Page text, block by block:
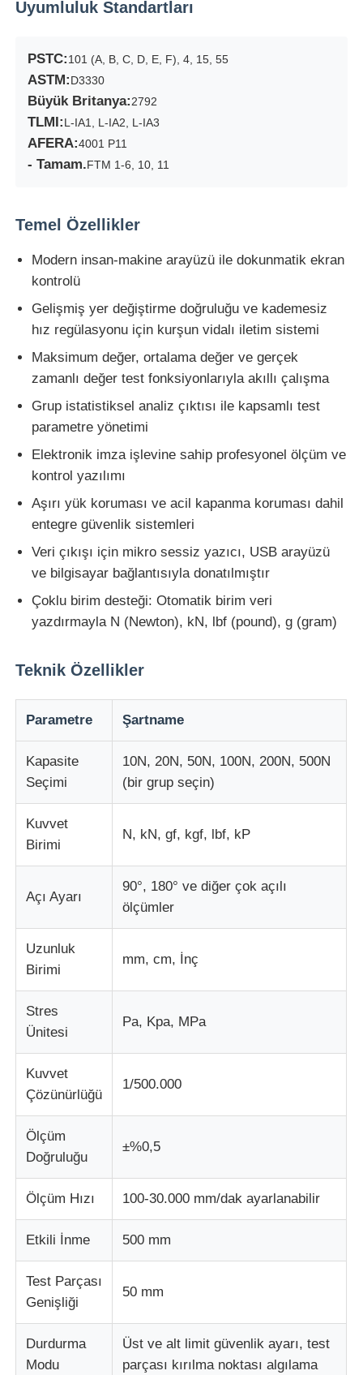
Kalite kontrol
Bize ulaşın
Laboratuvar Test Cihazları
Çevresel Test Odası
Evrensel test makinesi
Darbe Test Cihazı
aşınma test makinesi
kauçuk test cihazları
Ayakkabı Test Cihazları
İnşaat malzemeleri test ekipmanları
Ambalaj testi ekipmanları
Yapıştırıcı deneme ekipmanları
kumaş test makinesi
Sıcaklık ve Nem Kontrol Cihazı
Sertlik denetleyicisi
Uyumluluk Standartları
PSTC:101 (A, B, C, D, E, F), 4, 15, 55
ASTM:D3330
Büyük Britanya:2792
TLMI:L-IA1, L-IA2, L-IA3
AFERA:4001 P11
- Tamam.FTM 1-6, 10, 11
Temel Özellikler
Modern insan-makine arayüzü ile dokunmatik ekran
kontrolü
Gelişmiş yer değiştirme doğruluğu ve kademesiz
hız regülasyonu için kurşun vidalı iletim sistemi
Maksimum değer, ortalama değer ve gerçek
zamanlı değer test fonksiyonlarıyla akıllı çalışma
Grup istatistiksel analiz çıktısı ile kapsamlı test
parametre yönetimi
Elektronik imza işlevine sahip profesyonel ölçüm ve
kontrol yazılımı
Aşırı yük koruması ve acil kapanma koruması dahil
entegre güvenlik sistemleri
Veri çıkışı için mikro sessiz yazıcı, USB arayüzü
ve bilgisayar bağlantısıyla donatılmıştır
Çoklu birim desteği: Otomatik birim veri
yazdırmayla N (Newton), kN, lbf (pound), g (gram)
Teknik Özellikler
Parametre Şartname
Kapasite
Seçimi
10N, 20N, 50N, 100N, 200N, 500N
(bir grup seçin)
Kuvvet
Birimi
N, kN, gf, kgf, lbf, kP
Açı Ayarı
90°, 180° ve diğer çok açılı
ölçümler
Uzunluk
Birimi
mm, cm, İnç
Stres
Ünitesi
Pa, Kpa, MPa
Kuvvet
Çözünürlüğü
1/500.000
Ölçüm
Doğruluğu
±%0,5
Ölçüm Hızı 100-30.000 mm/dak ayarlanabilir
Etkili İnme 500 mm
Test Parçası
Genişliği
50 mm
Durdurma
Modu
Üst ve alt limit güvenlik ayarı, test
parçası kırılma noktası algılama